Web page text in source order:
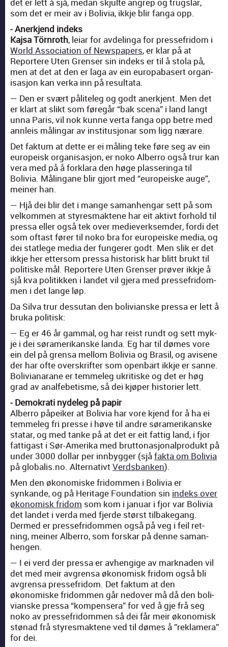
det er lett å sjå, medan skjulte angrep og trugslar,
som det er meir av i Bolivia, ikkje blir fan­ga opp.
- Anerk­jend indeks
Kajsa Törn­roth, leiar for avdelin­ga for presse­fridom i
World Asso­ci­a­tion of News­pa­pers, er klar på at
Reportere Uten Grenser sin indeks er til å sto­la på,
men at det at den er laga av ein europabasert organ­
isas­jon kan ver­ka inn på resul­ta­ta.
— Den er svært pålite­leg og godt anerk­jent. Men det
er klart at slikt som føregår “bak sce­na” i land langt
unna Paris, vil nok kunne ver­ta fan­ga opp betre med
annleis målin­gar av insti­tusjonar som ligg nærare.
Det fak­tum at dette er ei måling teke føre seg av ein
europeisk organ­isas­jon, er noko Alber­ro også trur kan
vera med på å fork­lara den høge plasseringa til
Bolivia. Målin­gane blir gjort med “europeiske auge”,
mein­er han.
— Hjå dei blir det i mange saman­hen­gar sett på som
velkom­men at styres­mak­tene har eit aktivt forhold til
pres­sa eller også tek over mediev­erk­semder, for­di det
som oftast før­er til noko bra for europeiske media, og
dei statlege media der fun­ger­er godt. Men slik er det
ikkje her etter­som pres­sa his­torisk har blitt brukt til
poli­tiske mål. Reportere Uten Grenser prøver ikkje å
sjå kva poli­tikken i lan­det vil gjera med presse­fridom­
men i det lange løp.
Da Sil­va trur dessu­tan den boli­vianske pres­sa er lett å
bru­ka poli­tisk:
— Eg er 46 år gam­mal, og har reist rundt og sett myk­
je i dei søramerikanske lan­da. Eg har til dømes vore
ein del på gren­sa mel­lom Bolivia og Brasil, og avisene
der har ofte over­skrifter som open­bart ikkje er sanne.
Boli­via­narane er tem­me­leg ukri­tiske og det er høg
grad av analfebetisme, så dei kjøper his­to­ri­er lett.
- Demokrati nyde­leg på papir
Alber­ro påpeik­er at Bolivia har vore kjend for å ha ei
tem­me­leg fri presse i høve til andre søramerikanske
statar, og med tanke på at det er eit fat­tig land, i fjor
fat­ti­gast i Sør-Ameri­ka med brut­tonasjon­al­pro­dukt på
under 3000 dol­lar per innbyg­ger (sjåfak­ta om Bolivia
på globalis.no. Alter­na­tivt Verds­banken).
Men den økonomiske fridom­men i Bolivia er
synkande, og på Her­itage Foun­da­tion sin indeks over
økonomisk fridom som kom i jan­u­ar i fjor var Bolivia
det lan­det i ver­da med fjerde størst tilbakegang.
Dermed er presse­fridom­men også på veg i feil ret­
ning, mein­er Alber­ro, som forskar på denne saman­
hen­gen.
— I ei verd der pres­sa er avhengige av mark­naden vil
det med meir avgren­sa økonomisk fridom også bli
avgren­sa presse­fridom. Det fak­tum at den
økonomiske fridom­men går nedover må då den boli­
vianske pres­sa “kom­pensera” for ved å gje frå seg
noko av presse­fridom­men så dei får meir økonomisk
stø­nad frå styres­mak­tene ved til dømes å ”reklam­era”
for dei.